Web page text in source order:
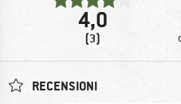
4,0
(3)
RECENSIONI